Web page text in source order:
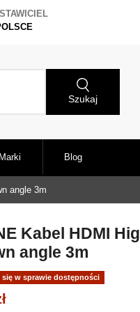
Szukaj
Marki Blog
angle 3m
Kabel HDMI
angle 3m
się w sprawie dostępności